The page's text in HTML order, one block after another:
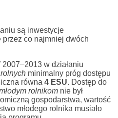
są inwestycje
co najmniej dwóch
w działaniu
minimalny próg dostępu
równa 4 ESU. Dostęp do
rolnikom nie był
gospodarstwa, wartość
młodego rolnika musiało